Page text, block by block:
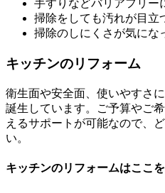
手すりなどバリアフリー
掃除をしても汚れが目立
掃除のしにくさが気にな
キッチンのリフォーム
衛生面や安全面、使いやすさ
誕生しています。ご予算やご
えるサポートが可能なので、
い。
キッチンのリフォームはここを